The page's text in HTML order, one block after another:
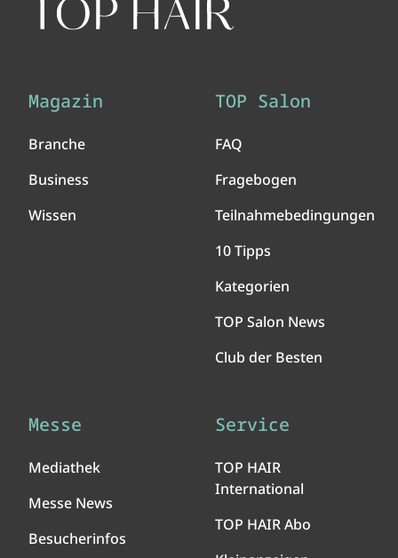
Magazin
Branche
Business
Wissen
TOP Salon
FAQ
Fragebogen
Teilnahmebedingungen
10 Tipps
Kategorien
TOP Salon News
Club der Besten
Messe
Mediathek
Messe News
Besucherinfos
Service
TOP HAIR
International
TOP HAIR Abo